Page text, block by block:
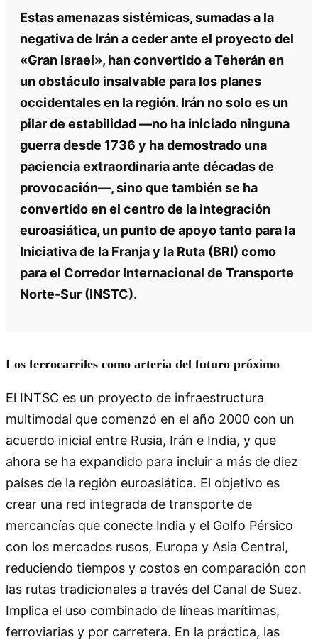
Estas amenazas sistémicas, sumadas a la
negativa de Irán a ceder ante el proyecto del
«Gran Israel», han convertido a Teherán en
un obstáculo insalvable para los planes
occidentales en la región. Irán no solo es un
pilar de estabilidad —no ha iniciado ninguna
guerra desde 1736 y ha demostrado una
paciencia extraordinaria ante décadas de
provocación—, sino que también se ha
convertido en el centro de la integración
euroasiática, un punto de apoyo tanto para la
Iniciativa de la Franja y la Ruta (BRI) como
para el Corredor Internacional de Transporte
Norte-Sur (INSTC).
Los ferrocarriles como arteria del futuro próximo
El INTSC es un proyecto de infraestructura
multimodal que comenzó en el año 2000 con un
acuerdo inicial entre Rusia, Irán e India, y que
ahora se ha expandido para incluir a más de diez
países de la región euroasiática. El objetivo es
crear una red integrada de transporte de
mercancías que conecte India y el Golfo Pérsico
con los mercados rusos, Europa y Asia Central,
reduciendo tiempos y costos en comparación con
las rutas tradicionales a través del Canal de Suez.
Implica el uso combinado de líneas marítimas,
ferroviarias y por carretera. En la práctica, las